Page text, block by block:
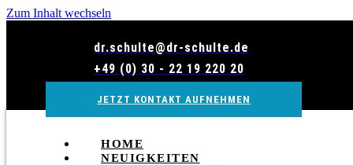
Zum Inhalt wechseln
dr.schulte@dr-schulte.de
+49 (0) 30 - 22 19 220 20
JETZT KONTAKT AUFNEHMEN
HOME
NEUIGKEITEN